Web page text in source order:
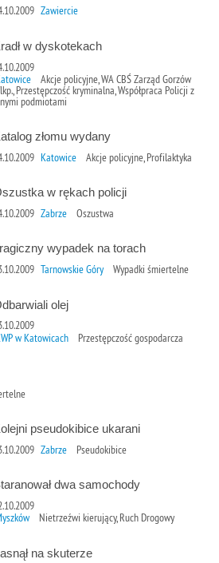
Zawiercie
w dyskotekach
Akcje policyjne, WA CBŚ Zarząd Gorzów
Przestępczość kryminalna, Współpraca Policji z
podmiotami
złomu wydany
Katowice Akcje policyjne, Profilaktyka
w rękach policji
Zabrze Oszustwa
wypadek na torach
Tarnowskie Góry Wypadki śmiertelne
olej
w Katowicach Przestępczość gospodarcza
pseudokibice ukarani
Zabrze Pseudokibice
dwa samochody
Nietrzeźwi kierujący, Ruch Drogowy
na skuterze